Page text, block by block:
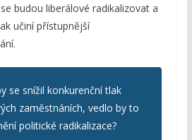
budou liberálové radikalizovat a
učiní přístupnější
se snížil konkurenční tlak
zaměstnáních, vedlo by to
politické radikalizace?